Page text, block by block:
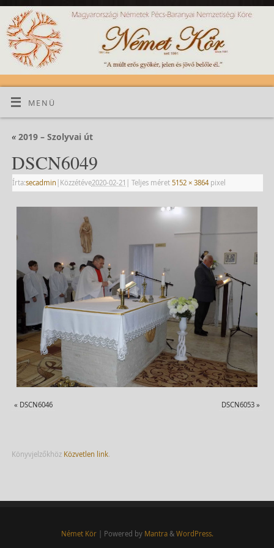
MENÜ
«2019 – Szolyvai út
DSCN6049
Írta:secadmin | Közzétéve2020-02-21 | Teljes méret 5152 × 3864pixel
« DSCN6046 DSCN6053 »
Könyvjelzőkhöz Közvetlen link.
Német Kör| Powered by Mantra& WordPress.